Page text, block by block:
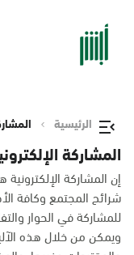
الرئيسية
المشاركة
إن المشاركة الإلكترونية
شرائح المجتمع وكافة
للمشاركة في الحوار
ويمكن من خلال هذه